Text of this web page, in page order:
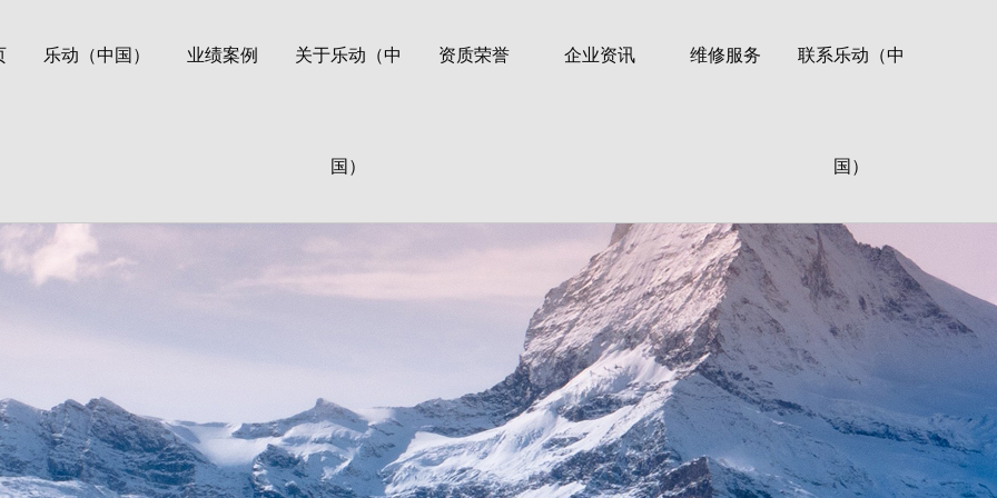
乐动（中国） 业绩案例 关于乐动（中
国）
资质荣誉 企业资讯 维修服务 联系乐动（中
国）